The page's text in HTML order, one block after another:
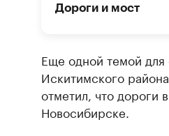
Дороги и мост
Еще одной темой для
Искитимского
отметил, что дороги
Новосибирске.